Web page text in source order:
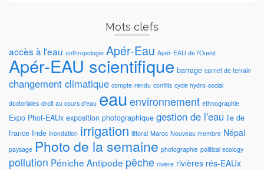
Mots clefs
accès à l'eau anthropologie Apér-Eau Apér-EAU de l'Ouest
Apér-EAU scientifique barrage carnet de terrain
changement climatique compte-rendu conflits cycle hydro-social
doctoriales droit au cours d'eau eau environnement ethnographie
Expo Phot-EAUx exposition photographique gestion de l'eau ile de
france Inde inondation irrigation littoral Maroc Nouveau membre Népal
paysage Photo de la semaine photographie political ecology
pollution Péniche Antipode pêche rivière rivières rés-EAUx